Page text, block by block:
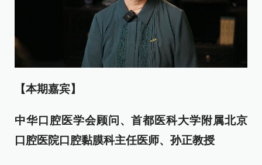
【本期嘉宾】
中华口腔医学会顾问、首都医科大学附属北京
口腔医院口腔黏膜科主任医师、孙正教授